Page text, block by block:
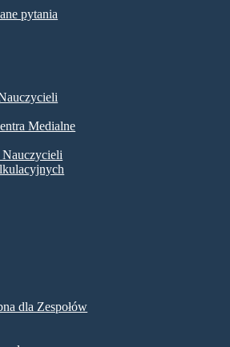
pytania
Medialne
dla Zespołów